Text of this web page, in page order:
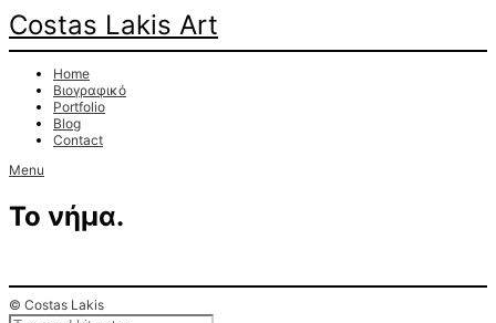
Costas Lakis Art
Home
Βιογραφικό
Portfolio
Blog
Contact
Menu
Το νήμα.
© Costas Lakis